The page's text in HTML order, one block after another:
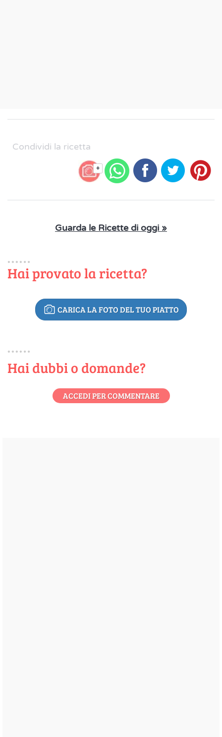
Condividi la ricetta
+
Guarda le Ricette di oggi »
Hai provato la ricetta?
CARICA LA FOTO DEL TUO PIATTO
Hai dubbi o domande?
ACCEDI PER COMMENTARE